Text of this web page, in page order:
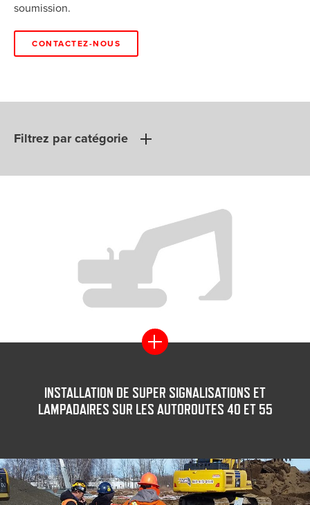
soumission.
CONTACTEZ-NOUS
Filtrez par catégorie
INSTALLATION DE SUPER SIGNALISATIONS ET
LAMPADAIRES SUR LES AUTOROUTES 40 ET 55